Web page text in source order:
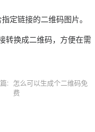
定链接的二维码图片。
转换成二维码，方便在需
: 怎么可以生成个二维码免
费